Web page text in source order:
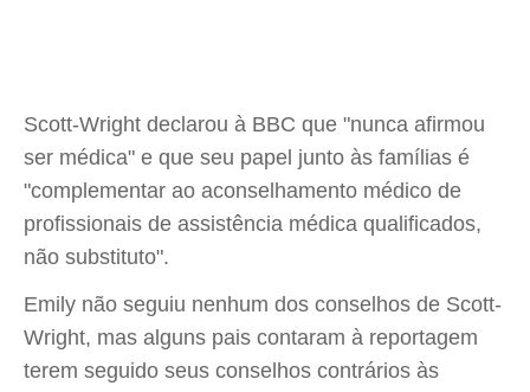
Scott-Wright declarou à BBC que "nunca afirmou
ser médica" e que seu papel junto às famílias é
"complementar ao aconselhamento médico de
profissionais de assistência médica qualificados,
não substituto".
Emily não seguiu nenhum dos conselhos de Scott-
Wright, mas alguns pais contaram à reportagem
terem seguido seus conselhos contrários às